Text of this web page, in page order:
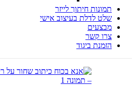
תמונות חיתוך לייזר
שלט לדלת בעיצוב אישי
מבצעים
צרו קשר
הזמנת ביגוד